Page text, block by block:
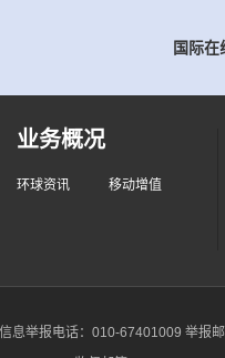
国际
业务概况
环球资讯 移动增值
息举报电话：010-67401009 举报